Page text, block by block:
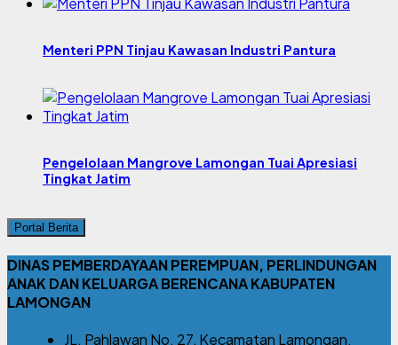
Menteri PPN Tinjau Kawasan Industri Pantura
Pengelolaan Mangrove Lamongan Tuai Apresiasi
Tingkat Jatim
Portal Berita
DINAS PEMBERDAYAAN PEREMPUAN, PERLINDUNGAN
ANAK DAN KELUARGA BERENCANA KABUPATEN
LAMONGAN
JL. Pahlawan No. 27, Kecamatan Lamongan,